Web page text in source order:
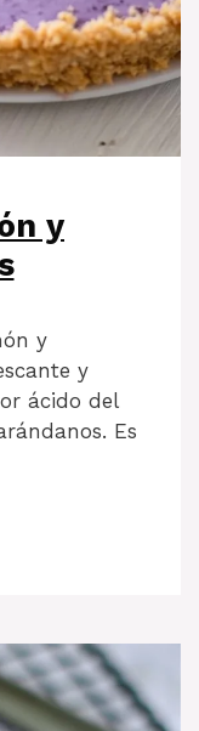
y
y
y
ácido del
Es